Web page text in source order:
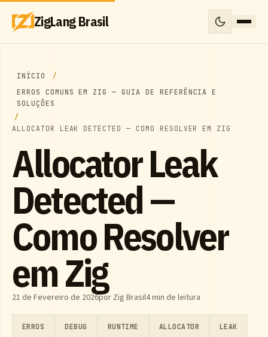
ZigLang Brasil
INÍCIO
ERROS COMUNS EM ZIG — GUIA DE REFERÊNCIA E
SOLUÇÕES
ALLOCATOR LEAK DETECTED — COMO RESOLVER EM ZIG
Allocator Leak
Detected —
Como Resolver
em Zig
21 de Fevereiro de 2026por Zig Brasil4 min de leitura
ERROS DEBUG RUNTIME ALLOCATOR LEAK